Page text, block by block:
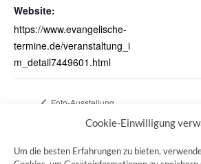
Cookie-Einwilligung
Um die besten Erfahrungen zu bieten,
Website:
https://www.evangelische-
termine.de/veranstaltung_i
m_detail7449601.html
Foto-Ausstellung
“PilgerWegeBegegnungen”